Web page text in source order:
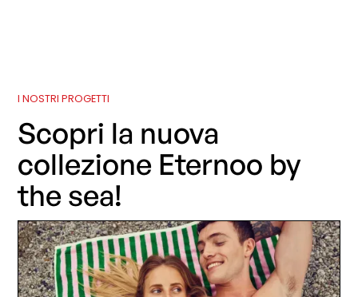
I NOSTRI PROGETTI
Scopri la nuova
collezione Eternoo by
the sea!